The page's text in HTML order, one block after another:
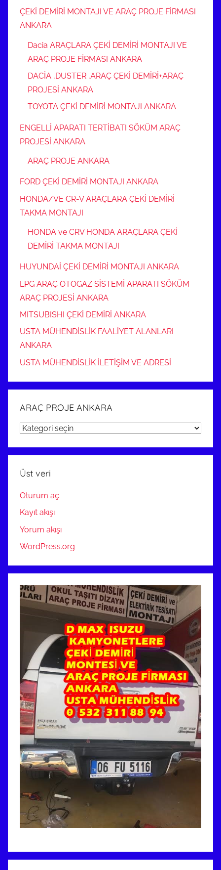
ÇEKİ DEMİRİ MONTAJI VE ARAÇ PROJE FİRMASI
ANKARA
Dacia ARAÇLARA ÇEKİ DEMİRİ MONTAJI VE
ARAÇ PROJE FİRMASI ANKARA
DACİA ,DUSTER ,ARAÇ ÇEKİ DEMİRİ+ARAÇ
PROJESİ ANKARA
TOYOTA ÇEKİ DEMİRİ MONTAJI ANKARA
ENGELLİ APARATI TERTİBATI SÖKÜM ARAÇ
PROJESİ ANKARA
ARAÇ PROJE ANKARA
FORD ÇEKİ DEMİRİ MONTAJI ANKARA
HONDA/VE CR-V ARAÇLARA ÇEKİ DEMİRİ
TAKMA MONTAJI
HONDA ve CRV HONDA ARAÇLARA ÇEKİ
DEMİRİ TAKMA MONTAJI
HUYUNDAİ ÇEKİ DEMİRİ MONTAJI ANKARA
LPG ARAÇ OTOGAZ SİSTEMİ APARATI SÖKÜM
ARAÇ PROJESİ ANKARA
MITSUBISHI ÇEKİ DEMİRİ ANKARA
USTA MÜHENDİSLİK FAALİYET ALANLARI
ANKARA
USTA MÜHENDİSLİK İLETİŞİM VE ADRESİ
ARAÇ PROJE ANKARA
ARAÇ
ANKARA
Üst veri
Oturum aç
Kayıt akışı
Yorum akışı
WordPress.org